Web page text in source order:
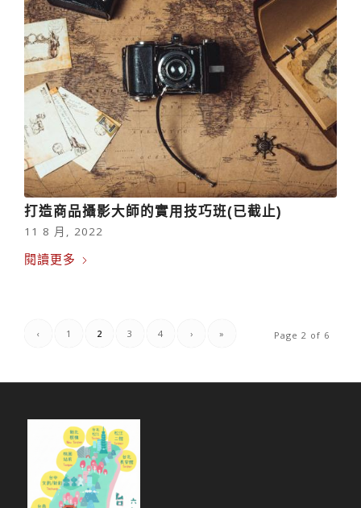
打造商品攝影大師的實用技巧班(已截止)
11 8 月, 2022
閱讀更多
Page 2 of 6
‹ 1 2 3 4 › »